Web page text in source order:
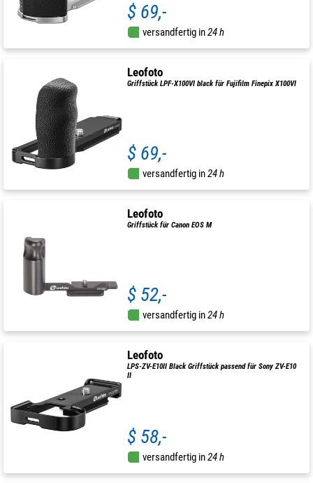
$ 69,-
versandfertig in24 h
Leofoto
Griffstück LPF-X100VI black für Fujifilm Finepix X100VI
$ 69,-
versandfertig in24 h
Leofoto
Griffstück für Canon EOS M
$ 52,-
versandfertig in24 h
Leofoto
LPS-ZV-E10II Black Griffstück passend für Sony ZV-E10
II
$ 58,-
versandfertig in24 h